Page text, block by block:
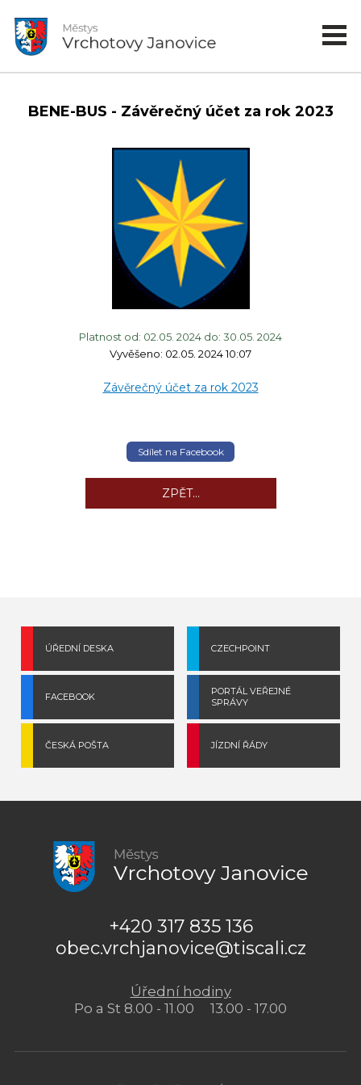
BENE-BUS - Závěrečný účet za rok 2023
Platnost od: 02.05. 2024 do: 30.05. 2024
Vyvěšeno: 02.05. 2024 10:07
Závěrečný účet za rok 2023
Sdílet na Facebook
ZPĚT...
ÚŘEDNÍ DESKA CZECHPOINT
FACEBOOK
PORTÁL VEŘEJNÉ
SPRÁVY
ČESKÁ POŠTA JÍZDNÍ ŘÁDY
+420 317 835 136
obec.vrchjanovice@tiscali.cz
Úřední hodiny
Po a St 8.00 - 11.00 13.00 - 17.00